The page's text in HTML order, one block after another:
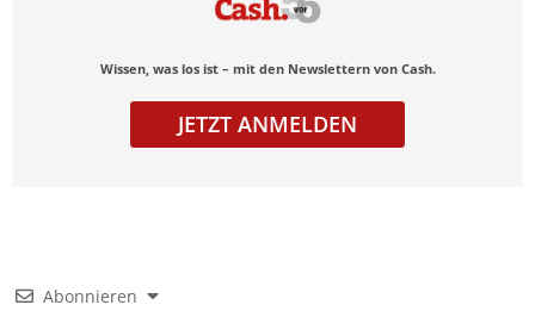
Wissen, was los ist – mit den Newslettern von Cash.
JETZT ANMELDEN
Abonnieren